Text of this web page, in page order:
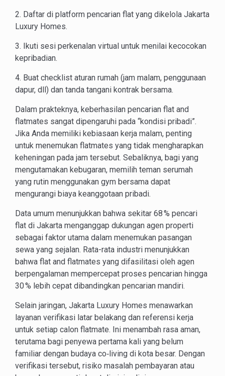
2. Daftar di platform pencarian flat yang dikelola Jakarta
Luxury Homes.
3. Ikuti sesi perkenalan virtual untuk menilai kecocokan
kepribadian.
4. Buat checklist aturan rumah (jam malam, penggunaan
dapur, dll) dan tanda tangani kontrak bersama.
Dalam prakteknya, keberhasilan pencarian flat and
flatmates sangat dipengaruhi pada “kondisi pribadi”.
Jika Anda memiliki kebiasaan kerja malam, penting
untuk menemukan flatmates yang tidak mengharapkan
keheningan pada jam tersebut. Sebaliknya, bagi yang
mengutamakan kebugaran, memilih teman serumah
yang rutin menggunakan gym bersama dapat
mengurangi biaya keanggotaan pribadi.
Data umum menunjukkan bahwa sekitar 68 % pencari
flat di Jakarta menganggap dukungan agen properti
sebagai faktor utama dalam menemukan pasangan
sewa yang sejalan. Rata-rata industri menunjukkan
bahwa flat and flatmates yang difasilitasi oleh agen
berpengalaman mempercepat proses pencarian hingga
30 % lebih cepat dibandingkan pencarian mandiri.
Selain jaringan, Jakarta Luxury Homes menawarkan
layanan verifikasi latar belakang dan referensi kerja
untuk setiap calon flatmate. Ini menambah rasa aman,
terutama bagi penyewa pertama kali yang belum
familiar dengan budaya co‑living di kota besar. Dengan
verifikasi tersebut, risiko masalah pembayaran atau